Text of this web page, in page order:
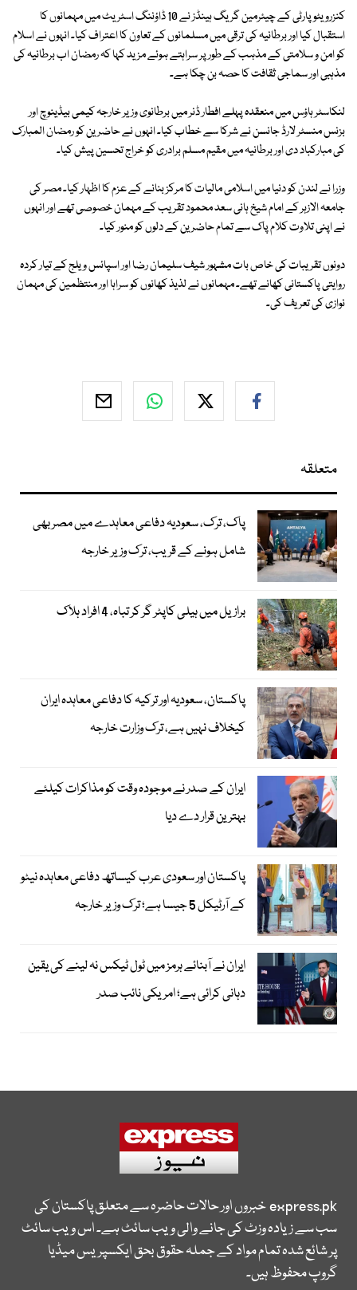
کنزرویٹو پارٹی کے چیئرمین گریگ ہینڈز نے 10 ڈاؤننگ اسٹریٹ میں مہمانوں کا
استقبال کیا اور برطانیہ کی ترقی میں مسلمانوں کے تعاون کا اعتراف کیا۔ انہوں نے اسلام
کو امن و سلامتی کے مذہب کے طور پر سراہتے ہوئے مزید کہا کہ رمضان اب برطانیہ کی
مذہبی اور سماجی ثقافت کا حصہ بن چکا ہے۔
لنکاسٹر ہاؤس میں منعقدہ پہلے افطار ڈنر میں برطانوی وزیر خارجہ کیمی بیڈینوچ اور
بزنس منسٹر لارڈ جانسن نے شرکا سے خطاب کیا۔ انہوں نے حاضرین کو رمضان المبارک
کی مبارکباد دی اور برطانیہ میں مقیم مسلم برادری کو خراج تحسین پیش کیا۔
وزرا نے لندن کو دنیا میں اسلامی مالیات کا مرکز بنانے کے عزم کا اظہار کیا۔ مصر کی
جامعہ الازہر کے امام شیخ ہانی سعد محمود تقریب کے مہمان خصوصی تھے اور انہوں
نے اپنی تلاوت کلام پاک سے تمام حاضرین کے دلوں کو منور کیا۔
دونوں تقریبات کی خاص بات مشہور شیف سلیمان رضا اور اسپائس ویلج کے تیار کردہ
روایتی پاکستانی کھانے تھے۔ مہمانوں نے لذیذ کھانوں کو سراہا اور منتظمین کی مہمان
نوازی کی تعریف کی۔
متعلقہ
پاک، ترک، سعودیہ دفاعی معاہدے میں مصر بھی
شامل ہونے کے قریب، ترک وزیر خارجہ
برازیل میں ہیلی کاپٹر گر کر تباہ، 4 افراد ہلاک
پاکستان، سعودیہ اور ترکیہ کا دفاعی معاہدہ ایران
کیخلاف نہیں ہے، ترک وزارت خارجہ
ایران کے صدر نے موجودہ وقت کو مذاکرات کیلئے
بہترین قرار دے دیا
پاکستان اور سعودی عرب کیساتھ دفاعی معاہدہ نیٹو
کے آرٹیکل 5 جیسا ہے؛ ترک وزیر خارجہ
ایران نے آبنائے ہرمز میں ٹول ٹیکس نہ لینے کی یقین
دہانی کرائی ہے؛ امریکی نائب صدر
express.pkخبروں اور حالات حاضرہ سے متعلق پاکستان کی
سب سے زیادہ وزٹ کی جانے والی ویب سائٹ ہے۔ اس ویب سائٹ
پر شائع شدہ تمام مواد کے جملہ حقوق بحق ایکسپریس میڈیا
گروپ محفوظ ہیں۔